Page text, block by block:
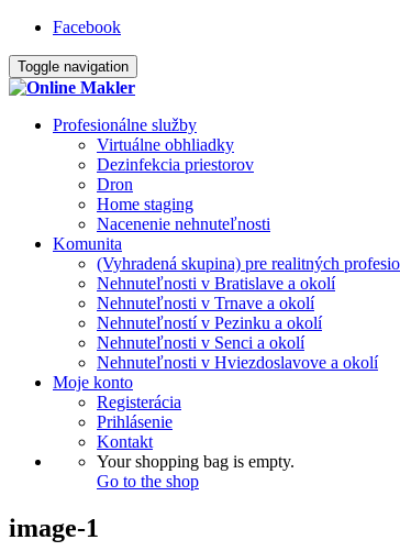
Facebook
Toggle navigation
Profesionálne služby
Virtuálne obhliadky
Dezinfekcia priestorov
Dron
Home staging
Nacenenie nehnuteľnosti
Komunita
(Vyhradená skupina) pre realitných
Nehnuteľnosti v Bratislave a okolí
Nehnuteľnosti v Trnave a okolí
Nehnuteľností v Pezinku a okolí
Nehnuteľnosti v Senci a okolí
Nehnuteľnosti v Hviezdoslavove a okolí
Moje konto
Registerácia
Prihlásenie
Kontakt
Your shopping bag is empty.
Go to the shop
image-1